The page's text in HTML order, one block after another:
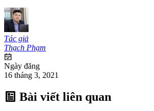
Tác giả
Thạch Phạm
Ngày đăng
16 tháng 3, 2021
Bài viết liên quan